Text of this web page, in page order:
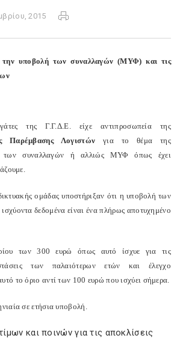
2015
την υποβολή των συναλλαγών (ΜΥΦ) και τις
της Γ.Γ.Δ.Ε. είχε αντιπροσωπεία της
Παρέμβασης Λογιστών για το θέμα της
των συναλλαγών ή αλλιώς ΜΥΦ όπως έχει
ομάδας υποστήριξαν ότι η υποβολή των
δεδομένα είναι ένα πλήρως αποτυχημένο
των 300 ευρώ όπως αυτό ίσχυε για τις
των παλαιότερων ετών και έλεγχο
το όριο αντί των 100 ευρώ που ισχύει σήμερα.
σε ετήσια υποβολή.
και ποινών για τις αποκλίσεις